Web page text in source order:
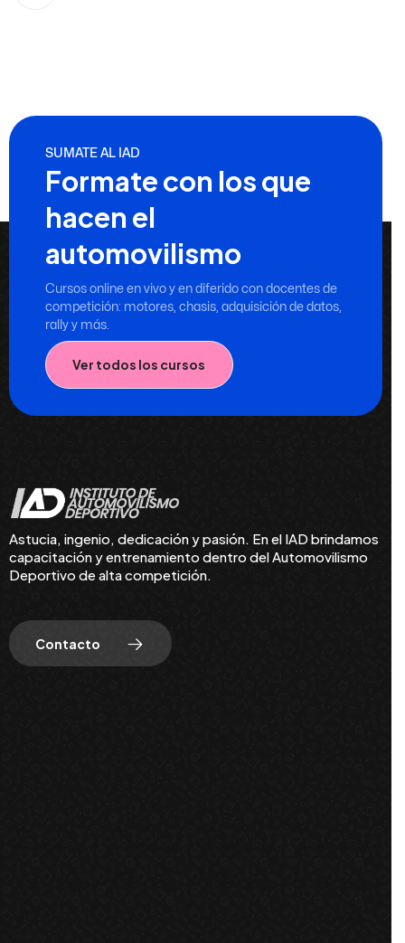
SUMATE AL IAD
Formate con los que
hacen el
automovilismo
Cursos online en vivo y en diferido con docentes de
competición: motores, chasis, adquisición de datos,
rally y más.
Ver todos los cursos
Astucia, ingenio, dedicación y pasión. En el IAD brindamos
capacitación y entrenamiento dentro del Automovilismo
Deportivo de alta competición.
Contacto